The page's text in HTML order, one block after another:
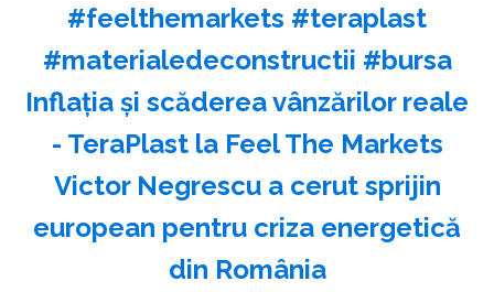
#feelthemarkets #teraplast
#materialedeconstructii #bursa
Inflația și scăderea vânzărilor reale
- TeraPlast la Feel The Markets
Victor Negrescu a cerut sprijin
european pentru criza energetică
din România